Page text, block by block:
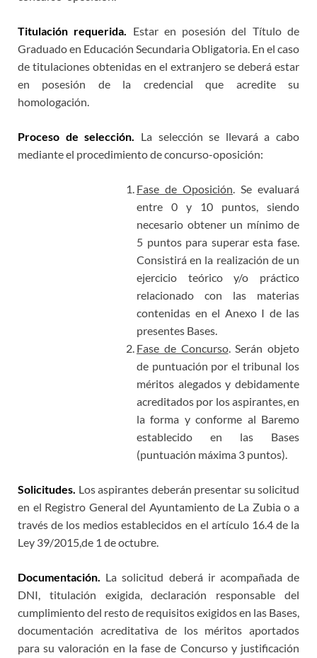
Titulación requerida.
Estar en posesión del Título de
Graduado en Educación Secundaria Obligatoria. En el caso
de titulaciones obtenidas en el extranjero se deberá estar
en posesión de la credencial que acredite su
homologación.
Proceso de selección.
La selección se llevará a cabo
mediante el procedimiento de concurso-oposición:
Fase de Oposición . Se evaluará
entre 0 y 10 puntos, siendo
necesario obtener un mínimo de
5 puntos para superar esta fase.
Consistirá en la realización de un
ejercicio teórico y/o práctico
relacionado con las materias
contenidas en el Anexo I de las
presentes Bases.
Fase de Concurso. Serán objeto
de puntuación por el tribunal los
méritos alegados y debidamente
acreditados por los aspirantes, en
la forma y conforme al Baremo
establecido en las Bases
(puntuación máxima 3 puntos).
Solicitudes. Los aspirantes deberán presentar su solicitud
en el Registro General del Ayuntamiento de La Zubia o a
través de los medios establecidos en el artículo 16.4 de la
Ley 39/2015,de 1 de octubre.
Documentación.
La solicitud deberá ir acompañada de
DNI, titulación exigida, declaración responsable del
cumplimiento del resto de requisitos exigidos en las Bases,
documentación acreditativa de los méritos aportados
para su valoración en la fase de Concurso y justificación